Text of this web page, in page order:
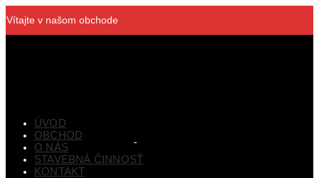
Vítajte v našom obchode
ÚVOD
OBCHOD
O NÁS
STAVEBNÁ ČINNOSŤ
KONTAKT